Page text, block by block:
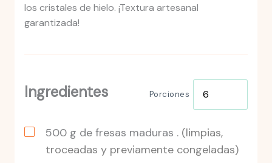
los cristales de hielo. ¡Textura artesanal
garantizada!
Ingredientes Porciones
500 g de fresas maduras . (limpias,
troceadas y previamente congeladas)